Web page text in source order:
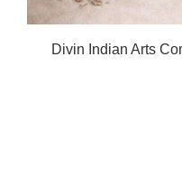
Divin Indian Arts